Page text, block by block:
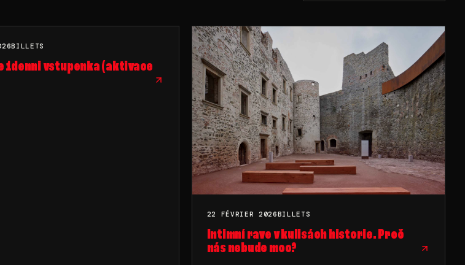
BILLETS
1denni vstupenka (aktivace
22 FÉVRIER 2026BILLETS
Intimní rave v kulisách historie. Proč
nás nebude moc?